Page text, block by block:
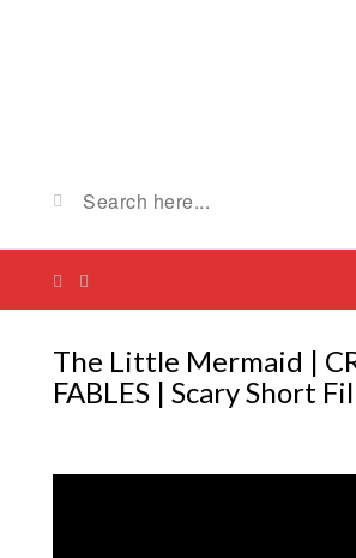
The Little Mermaid |
FABLES | Scary Short